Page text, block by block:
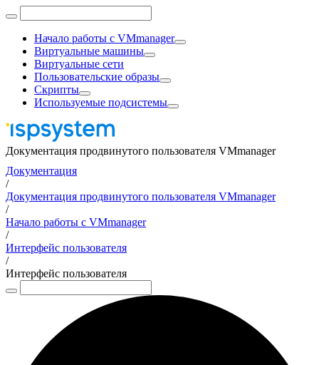
Начало работы с VMmanager
Виртуальные машины
Виртуальные сети
Пользовательские образы
Скрипты
Используемые подсистемы
Документация продвинутого пользователя VMmanager
Документация
/
Документация продвинутого пользователя VMmanager
/
Начало работы с VMmanager
/
Интерфейс пользователя
/
Интерфейс пользователя